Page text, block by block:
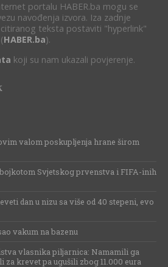
portalu HABER.ba mogu se
navođenja izvora. Iza zadnje
teksta postaviti "hyperlink"
HABER.ba).
koji su nam ukazali povjerenje.
valom poskupljenja hrane širom
Svjetskog prvenstva i FIFA-inih
dan u nizu sa više od 40 stepeni, evo
vakum na bazenu
vlasnika piljarnica: Namamili ga
krevet pa ugušili zbog 11.000 eura